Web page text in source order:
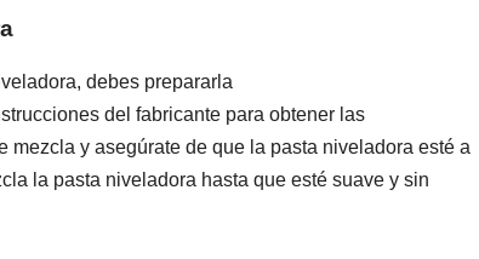
debes prepararla
del fabricante para obtener las
mezcla y asegúrate de que la pasta niveladora esté a
la pasta niveladora hasta que esté suave y sin